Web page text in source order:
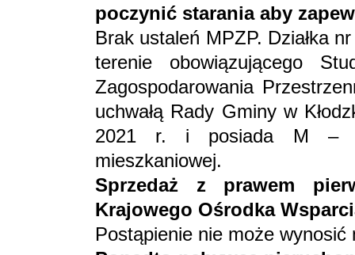
poczynić starania aby
Brak ustaleń MPZP. Działka
terenie obowiązującego
Zagospodarowania
uchwałą Rady Gminy w
2021 r. i posiada M –
mieszkaniowej.
Sprzedaż z prawem
Krajowego Ośrodka
Postąpienie nie może